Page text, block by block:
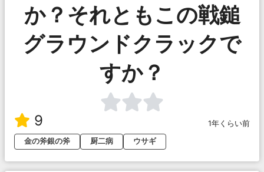
か？それともこの戦鎚
グラウンドクラックで
すか？
9
1年くらい前
金の斧銀の斧
厨二病 ウサギ